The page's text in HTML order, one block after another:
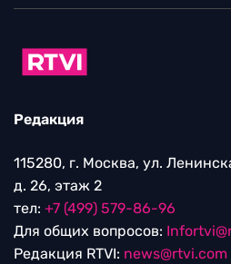
Редакция
115280, г. Москва, ул.
д. 26, этаж 2
тел: +7 (499) 579-86-96
Для общих вопросов:
Редакция RTVI: news@rtvi.com